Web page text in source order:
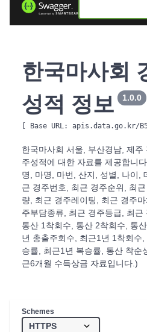
한국마사회
성적 정보
1.0.0
[ Base URL: apis.data.go.kr/
한국마사회 서울, 부산경남, 제주
주성적에 대한 자료를 제공합니
명, 마명, 마번, 산지, 성별, 나이,
근 경주번호, 최근 경주순위, 최
량, 최근 경주레이팅, 최근 경주
주부담종류, 최근 경주등급, 최근
통산 1착회수, 통산 2착회수, 통
년 총출주회수, 최근1년 1착회수
승률, 최근1년 복승률, 통산 착순
근6개월 수득상금 자료입니다.)
Schemes